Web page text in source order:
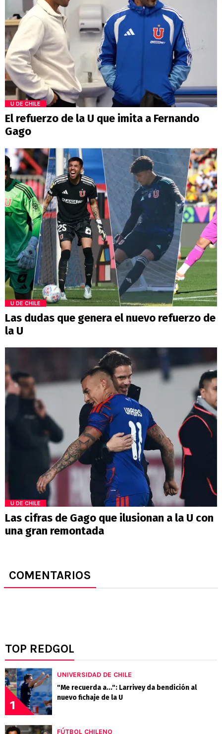
U DE CHILE
El refuerzo de la U que imita a Fernando
Gago
U DE CHILE
Las dudas que genera el nuevo refuerzo de
la U
U DE CHILE
Las cifras de Gago que ilusionan a la U con
una gran remontada
COMENTARIOS
TOP REDGOL
1
UNIVERSIDAD DE CHILE
"Me recuerda a...": Larrivey da bendición al
nuevo fichaje de la U
FÚTBOL CHILENO